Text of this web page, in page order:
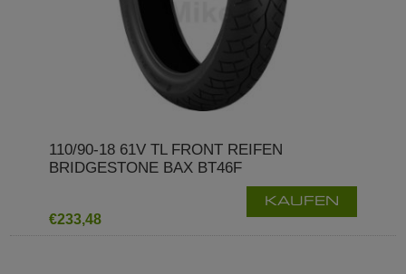
110/90-18 61V TL FRONT REIFEN
BRIDGESTONE BAX BT46F
€233,48
KAUFEN